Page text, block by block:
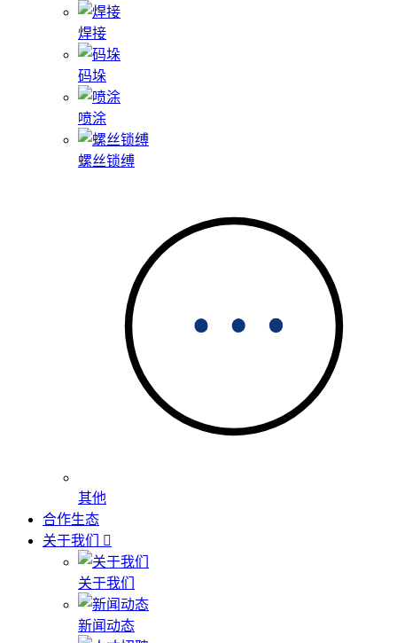
焊接
码垛
喷涂
螺丝锁缚
其他
合作生态
关于我们
关于我们
新闻动态